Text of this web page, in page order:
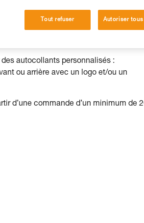
CLUB
autocollants personnalisés :
ou arrière avec un logo et/ou un
d’une commande d’un minimum de
Tout refuser Autoriser